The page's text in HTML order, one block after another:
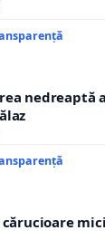
nedreaptă